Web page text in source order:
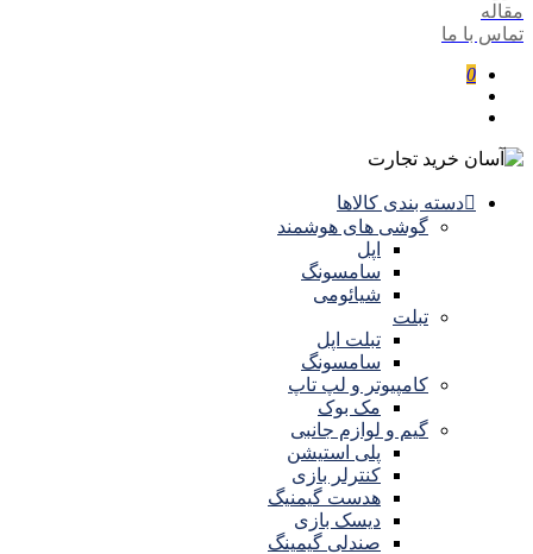
مقاله
تماس با ما
0
دسته بندی کالاها
گوشی های هوشمند
اپل
سامسونگ
شیائومی
تبلت
تبلت اپل
سامسونگ
کامپیوتر و لپ تاپ
مک بوک
گیم و لوازم جانبی
پلی استیشن
کنترلر بازی
هدست گیمنیگ
دیسک بازی
صندلی گیمینگ